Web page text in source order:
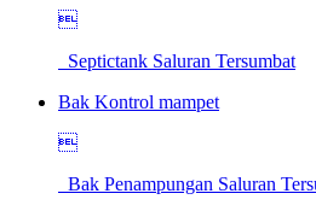

Septictank Saluran Tersumbat
Bak Kontrol mampet

Bak Penampungan Saluran